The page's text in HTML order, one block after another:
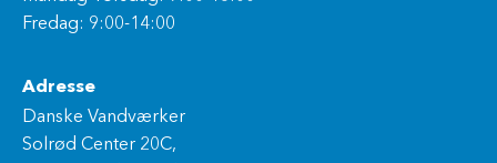
Fredag: 9:00-14:00
Adresse
Danske Vandværker
Solrød Center 20C,